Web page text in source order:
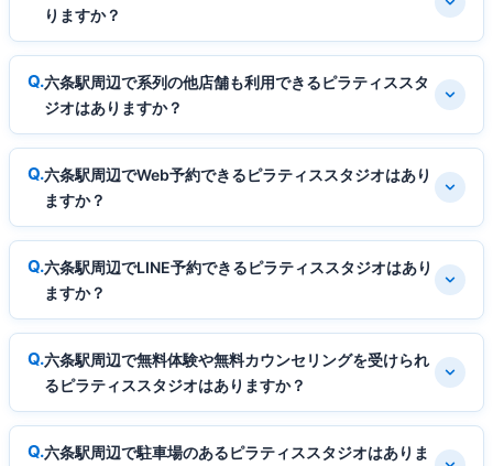
りますか？
六条駅周辺で系列の他店舗も利用できるピラティススタ
ジオはありますか？
六条駅周辺でWeb予約できるピラティススタジオはあり
ますか？
六条駅周辺でLINE予約できるピラティススタジオはあり
ますか？
六条駅周辺で無料体験や無料カウンセリングを受けられ
るピラティススタジオはありますか？
六条駅周辺で駐車場のあるピラティススタジオはありま